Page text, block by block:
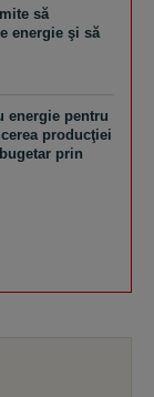
să
energie şi să
energie pentru
producţiei
prin